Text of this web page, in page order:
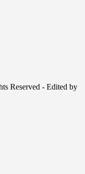
Reserved - Edited by